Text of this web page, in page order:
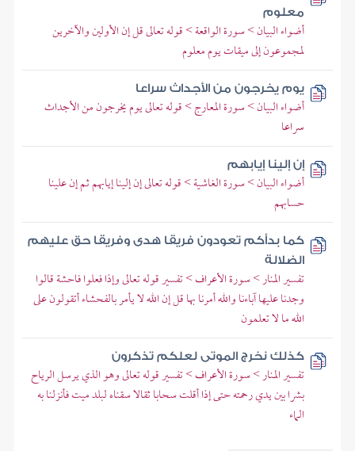
معلوم
أضواء البيان > سورة الواقعة > قوله تعالى قل إن الأولين والآخرين
لمجموعون إلى ميقات يوم معلوم
يوم يخرجون من الأجداث سراعا
أضواء البيان > سورة المعارج > قوله تعالى يوم يخرجون من الأجداث
سراعا
إن إلينا إيابهم
أضواء البيان > سورة الغاشية > قوله تعالى إن إلينا إيابهم ثم إن علينا
حسابهم
كما بدأكم تعودون فريقا هدى وفريقا حق عليهم
الضلالة
تفسير المنار > سورة الأعراف > تفسير قوله تعالى وإذا فعلوا فاحشة قالوا
وجدنا عليها آباءنا والله أمرنا بها قل إن الله لا يأمر بالفحشاء أتقولون على
الله ما لا تعلمون
كذلك نخرج الموتى لعلكم تذكرون
تفسير المنار > سورة الأعراف > تفسير قوله تعالى وهو الذي يرسل الرياح
بشرا بين يدي رحمته حتى إذا أقلت سحابا ثقالا سقناه لبلد ميت فأنزلنا به
الماء